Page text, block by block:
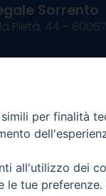
Sorrento
Pietà, 44 – 80067
per finalità
all'utilizzo dei
le tue